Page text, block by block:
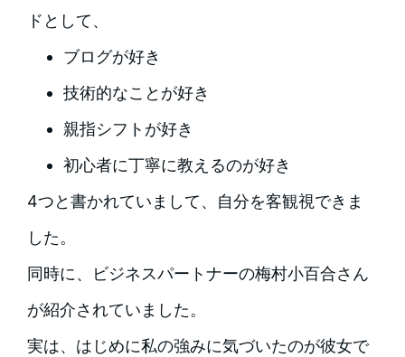
ドとして、
ブログが好き
技術的なことが好き
親指シフトが好き
初心者に丁寧に教えるのが好き
4つと書かれていまして、自分を客観視できま
した。
同時に、ビジネスパートナーの梅村小百合さん
が紹介されていました。
実は、はじめに私の強みに気づいたのが彼女で